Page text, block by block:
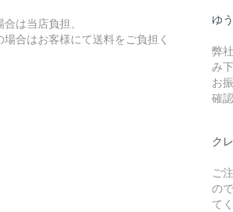
は当店負担、
場合はお客様にて送料をご負担く
ゆ
弊
み
お
確
ク
ご
の
て